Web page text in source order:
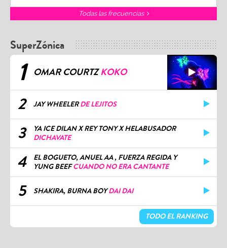
Todas las frecuencias
SuperZónica
1 OMAR COURTZKOKO
2 JAY WHEELERDE LEJITOS
3
YA ICE DILAN X REY TONY X HELABUSADOR
DICHAVATE
4
EL BOGUETO, ANUEL AA , FUERZA REGIDA Y
YUNG BEEFCUANDO NO ERA CANTANTE
5 SHAKIRA, BURNA BOYDAI DAI
TODO EL RANKING